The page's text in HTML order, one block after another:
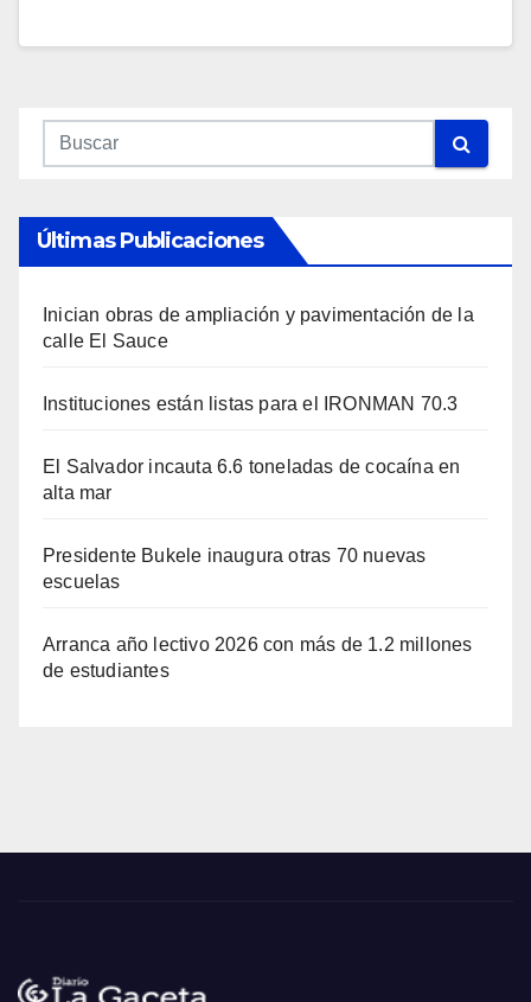
Últimas Publicaciones
Inician obras de ampliación y pavimentación de la
calle El Sauce
Instituciones están listas para el IRONMAN 70.3
El Salvador incauta 6.6 toneladas de cocaína en
alta mar
Presidente Bukele inaugura otras 70 nuevas
escuelas
Arranca año lectivo 2026 con más de 1.2 millones
de estudiantes